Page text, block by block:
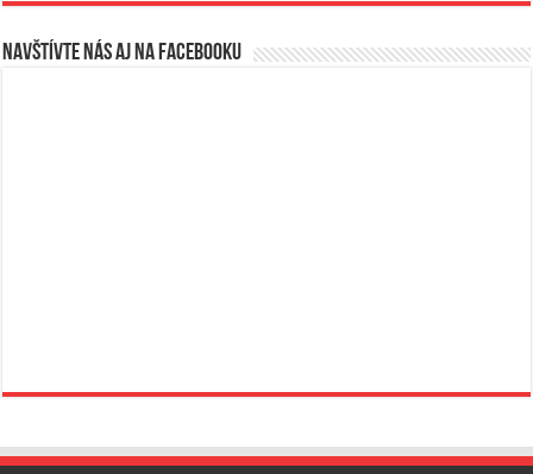
Navštívte nás aj na Facebooku